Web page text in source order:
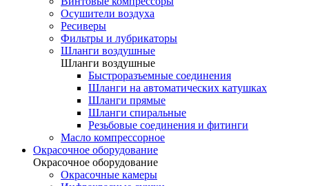
Осушители воздуха
Ресиверы
Фильтры и лубрикаторы
Шланги воздушные
Шланги воздушные
Быстроразъемные соединения
Шланги на автоматических катушках
Шланги прямые
Шланги спиральные
Резьбовые соединения и фитинги
Масло компрессорное
Окрасочное оборудование
Окрасочное оборудование
Окрасочные камеры